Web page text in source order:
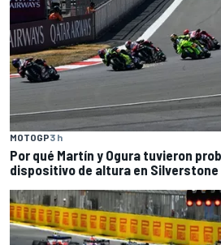
MOTOGP3 h
Por qué Martín y Ogura tuvieron
dispositivo de altura en Silverstone